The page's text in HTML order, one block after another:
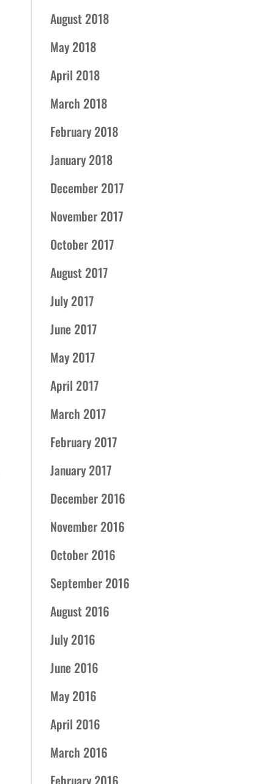
August 2018
May 2018
April 2018
March 2018
February 2018
January 2018
December 2017
November 2017
October 2017
August 2017
July 2017
June 2017
May 2017
April 2017
March 2017
February 2017
January 2017
December 2016
November 2016
October 2016
September 2016
August 2016
July 2016
June 2016
May 2016
April 2016
March 2016
February 2016